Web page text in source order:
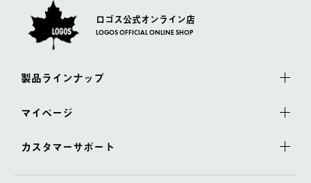
ロゴス公式オンライン店
LOGOS OFFICIAL ONLINE SHOP
製品ラインナップ
マイページ
カスタマーサポート